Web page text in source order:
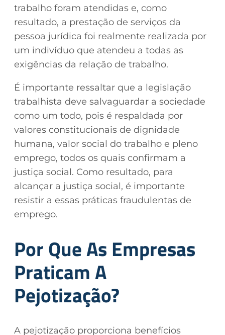
trabalho foram atendidas e, como
resultado, a prestação de serviços da
pessoa jurídica foi realmente realizada por
um indivíduo que atendeu a todas as
exigências da relação de trabalho.
É importante ressaltar que a legislação
trabalhista deve salvaguardar a sociedade
como um todo, pois é respaldada por
valores constitucionais de dignidade
humana, valor social do trabalho e pleno
emprego, todos os quais confirmam a
justiça social. Como resultado, para
alcançar a justiça social, é importante
resistir a essas práticas fraudulentas de
emprego.
Por Que As Empresas
Praticam A
Pejotização?
A pejotização proporciona benefícios